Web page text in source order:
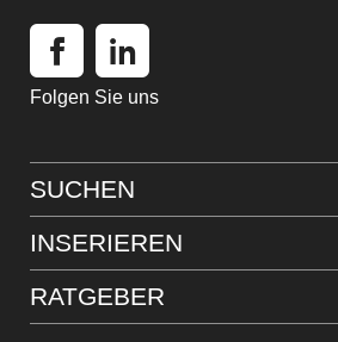
Folgen Sie uns
SUCHEN
Jobs suchen
Jobabo
INSERIEREN
Kundenlogin
RATGEBER